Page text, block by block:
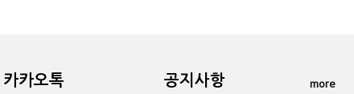
카카오톡
공지사항
more